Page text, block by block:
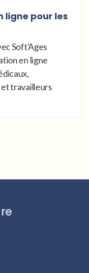
ligne pour les
Soft'Ages
en ligne
travailleurs